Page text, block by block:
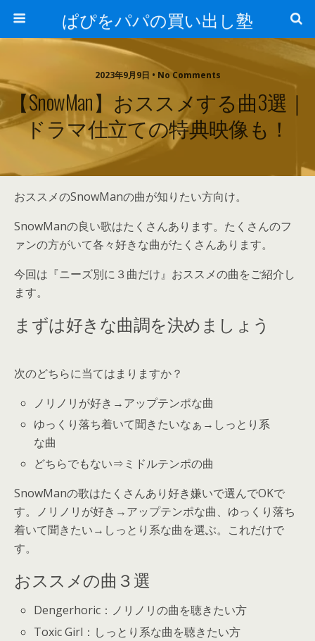
ぱぴをパパの買い出し塾
2023年9月9日 • No Comments
【SnowMan】おススメする曲3選｜
ドラマ仕立ての特典映像も！
おススメのSnowManの曲が知りたい方向け。
SnowManの良い歌はたくさんあります。たくさんのフ
ァンの方がいて各々好きな曲がたくさんあります。
今回は『ニーズ別に３曲だけ』おススメの曲をご紹介し
ます。
まずは好きな曲調を決めましょう
次のどちらに当てはまりますか？
ノリノリが好き→アップテンポな曲
ゆっくり落ち着いて聞きたいなぁ→しっとり系
な曲
どちらでもない⇒ミドルテンポの曲
SnowManの歌はたくさんあり好き嫌いで選んでOKで
す。ノリノリが好き→アップテンポな曲、ゆっくり落ち
着いて聞きたい→しっとり系な曲を選ぶ。これだけで
す。
おススメの曲３選
Dengerhoric：ノリノリの曲を聴きたい方
Toxic Girl：しっとり系な曲を聴きたい方